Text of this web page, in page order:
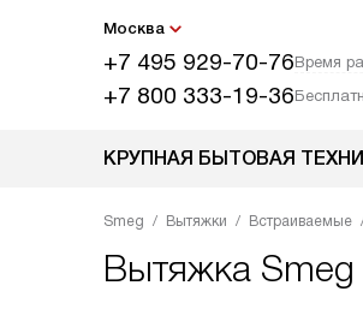
Москва
+7 495 929-70-76Время
+7 800 333-19-36
КРУПНАЯ БЫТОВАЯ
Smeg Вытяжки Встраиваемые
Вытяжка Smeg